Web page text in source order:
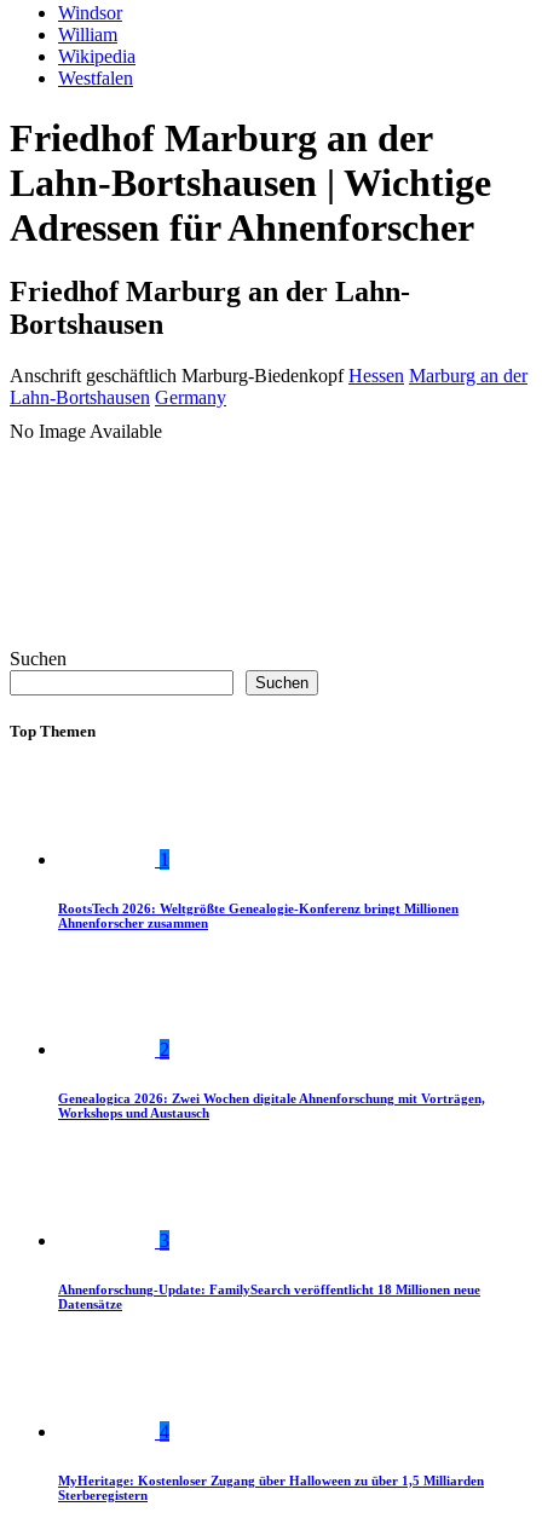
Windsor
William
Wikipedia
Westfalen
Friedhof Marburg an der
Lahn-Bortshausen | Wichtige
Adressen für Ahnenforscher
Friedhof Marburg an der Lahn-
Bortshausen
Anschrift geschäftlich Marburg-Biedenkopf Hessen Marburg an der
Lahn-Bortshausen Germany
No Image Available
Suchen
Suchen
Top Themen
1
RootsTech 2026: Weltgrößte Genealogie-Konferenz bringt Millionen
Ahnenforscher zusammen
2
Genealogica 2026: Zwei Wochen digitale Ahnenforschung mit Vorträgen,
Workshops und Austausch
3
Ahnenforschung-Update: FamilySearch veröffentlicht 18 Millionen neue
Datensätze
4
MyHeritage: Kostenloser Zugang über Halloween zu über 1,5 Milliarden
Sterberegistern